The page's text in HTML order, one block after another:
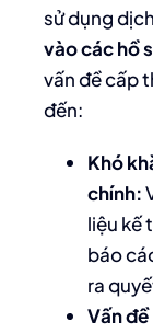
sử dụng
vào các hồ
vấn đề cấp
đến:
Khó
chính:
liệu kế
báo
ra
Vấn